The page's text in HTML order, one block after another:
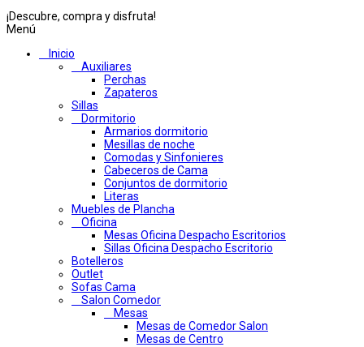
¡Descubre, compra y disfruta!
Menú
Inicio
Auxiliares
Perchas
Zapateros
Sillas
Dormitorio
Armarios dormitorio
Mesillas de noche
Comodas y Sinfonieres
Cabeceros de Cama
Conjuntos de dormitorio
Literas
Muebles de Plancha
Oficina
Mesas Oficina Despacho Escritorios
Sillas Oficina Despacho Escritorio
Botelleros
Outlet
Sofas Cama
Salon Comedor
Mesas
Mesas de Comedor Salon
Mesas de Centro